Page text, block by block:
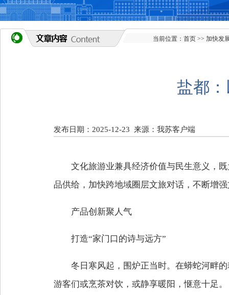
当前位置： 首页 >> 加快发
盐都
发布日期：2025-12-23 来源：我苏客户端
文化旅游业兼具经济价值与民生意义，
品供给，加快跨地域圈层文旅对话，不断增
产品创新聚人气
打造“家门口的诗与远方”
冬日寒风起，围炉正当时。在蟒蛇河畔
游客们或烹茶对饮，或静享暖阳，惬意十足。